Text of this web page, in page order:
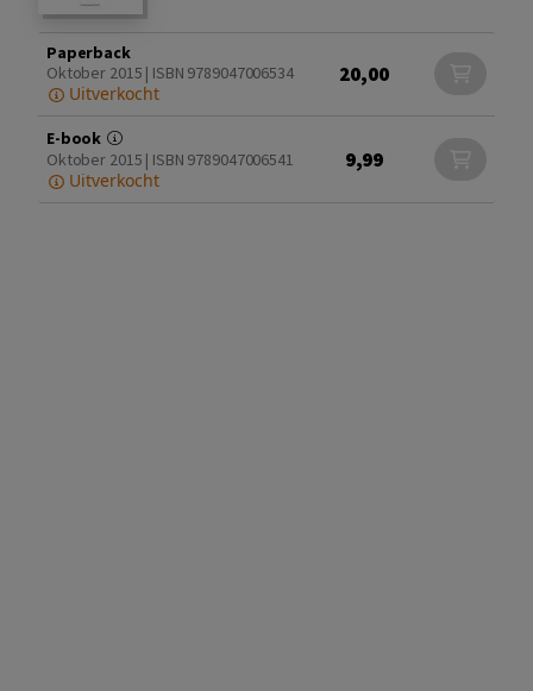
Paperback
Oktober 2015 | ISBN 9789047006534
Uitverkocht
20,00
E-book
Oktober 2015 | ISBN 9789047006541
Uitverkocht
9,99